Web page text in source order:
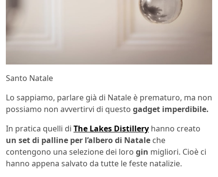
Santo Natale
Lo sappiamo, parlare già di Natale è prematuro, ma non
possiamo non avvertirvi di questo gadget imperdibile.
In pratica quelli di The Lakes Distillery hanno creato
un set di palline per l’albero di Natale che
contengono una selezione dei loro gin migliori. Cioè ci
hanno appena salvato da tutte le feste natalizie.